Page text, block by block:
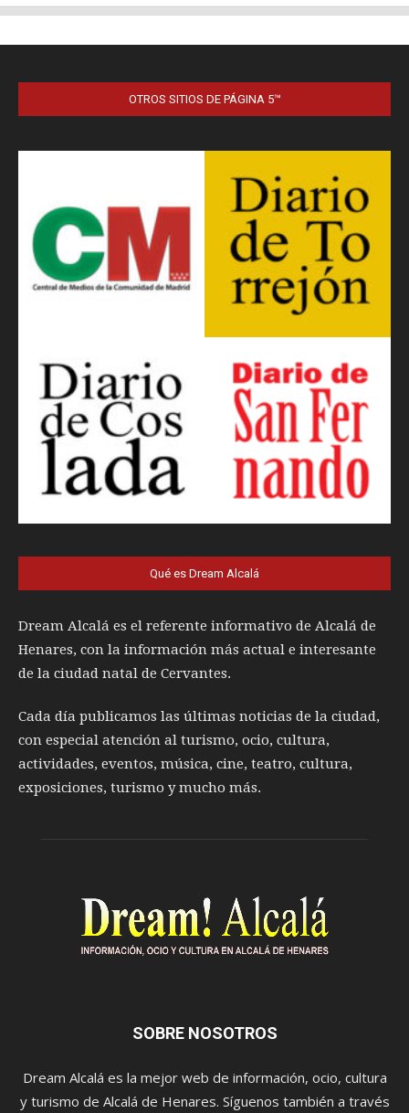
OTROS SITIOS DE PÁGINA 5™
Qué es Dream Alcalá
Dream Alcalá es el referente informativo de Alcalá de
Henares, con la información más actual e interesante
de la ciudad natal de Cervantes.
Cada día publicamos las últimas noticias de la ciudad,
con especial atención al turismo, ocio, cultura,
actividades, eventos, música, cine, teatro, cultura,
exposiciones, turismo y mucho más.
SOBRE NOSOTROS
Dream Alcalá es la mejor web de información, ocio, cultura
y turismo de Alcalá de Henares. Síguenos también a través